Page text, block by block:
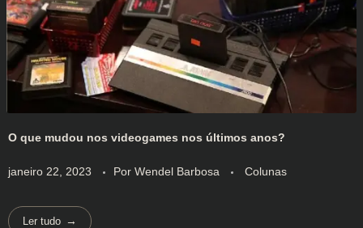
O que mudou nos videogames nos últimos anos?
janeiro 22, 2023 Por Wendel Barbosa Colunas
Ler tudo